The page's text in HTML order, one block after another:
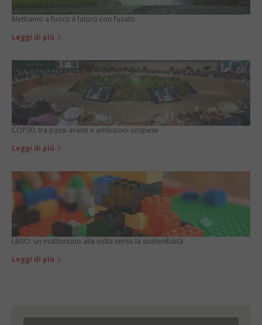
Mettiamo a fuoco il futuro con l’usato
Leggi di più
COP30: tra passi avanti e ambizioni sospese
Leggi di più
LEGO: un mattoncino alla volta verso la sostenibilità
Leggi di più